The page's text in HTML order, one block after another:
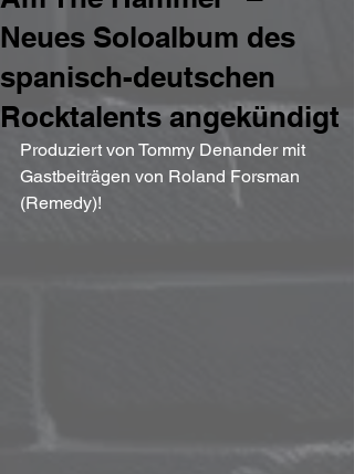
Neues Soloalbum des
spanisch-deutschen
Rocktalents angekündigt
Produziert von Tommy Denander mit
Gastbeiträgen von Roland Forsman
(Remedy)!